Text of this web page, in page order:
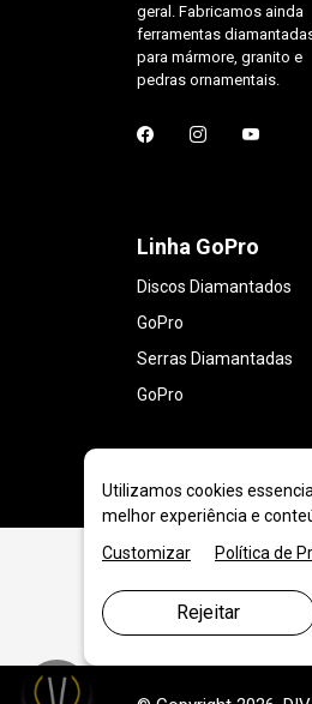
geral. Fabricamos ainda
ferramentas
para mármore, granito e
pedras ornamentais.
Linha GoPro
Discos Diamantados
GoPro
Serras Diamantadas
GoPro
Utilizamos cookies
melhor experiência e
Customizar
Política de
Rejeitar